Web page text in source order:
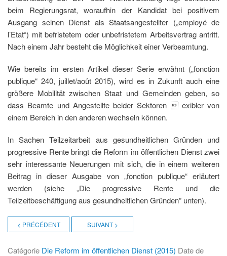
beim Regierungsrat, woraufhin der Kandidat bei positivem
Ausgang seinen Dienst als Staatsangestellter („employé de
l’Etat“) mit befristetem oder unbefristetem Arbeitsvertrag antritt.
Nach einem Jahr besteht die Möglichkeit einer Verbeamtung.
Wie bereits im ersten Artikel dieser Serie erwähnt („fonction
publique“ 240, juillet/août 2015), wird es in Zukunft auch eine
größere Mobilität zwischen Staat und Gemeinden geben, so
dass Beamte und Angestellte beider Sektoren  exibler von
einem Bereich in den anderen wechseln können.
In Sachen Teilzeitarbeit aus gesundheitlichen Gründen und
progressive Rente bringt die Reform im öffentlichen Dienst zwei
sehr interessante Neuerungen mit sich, die in einem weiteren
Beitrag in dieser Ausgabe von „fonction publique“ erläutert
werden (siehe „Die progressive Rente und die
Teilzeitbeschäftigung aus gesundheitlichen Gründen” unten).
< PRÉCÉDENT SUIVANT >
Catégorie Die Reform im öffentlichen Dienst (2015) Date de